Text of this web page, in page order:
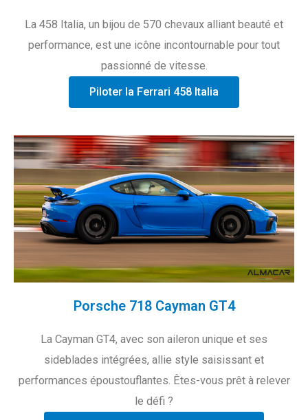
La 458 Italia, un bijou de 570 chevaux alliant beauté et
performance, est une icône incontournable pour tout
passionné de vitesse.
Piloter la Ferrari 458 Italia
Porsche 718 Cayman GT4
La Cayman GT4, avec son aileron unique et ses
sideblades intégrées, allie style saisissant et
performances époustouflantes. Êtes-vous prêt à relever
le défi ?